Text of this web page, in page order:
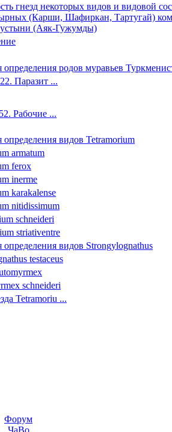
гнезд некоторых видов и видовой
(Карши, Шафиркан, Тартугай)
(Аяк-Гужумды)
определения родов муравьев
Паразит ...
Рабочие ...
определения видов Tetramorium
armatum
ferox
inerme
karakalense
nitidissimum
schneideri
striativentre
определения видов Strongylognathus
testaceus
schneideri
Tetramoriu ...
Форум
ЧаВо